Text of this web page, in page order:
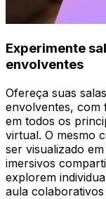
Experimente
envolventes
Ofereça suas
envolventes, com
em todos os
virtual. O mesmo
ser visualizado
imersivos
explorem
aula